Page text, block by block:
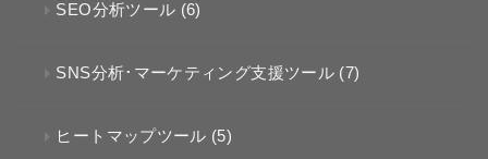
SEO分析ツール (6)
SNS分析･マーケティング支援ツール (7)
ヒートマップツール (5)